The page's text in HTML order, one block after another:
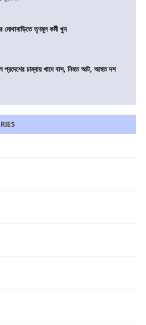
মোথাবাড়িতে তৃণমূল কর্মী খুন
প্রদেশের চাম্বায় খাদে বাস, নিহত আট, আহত দশ